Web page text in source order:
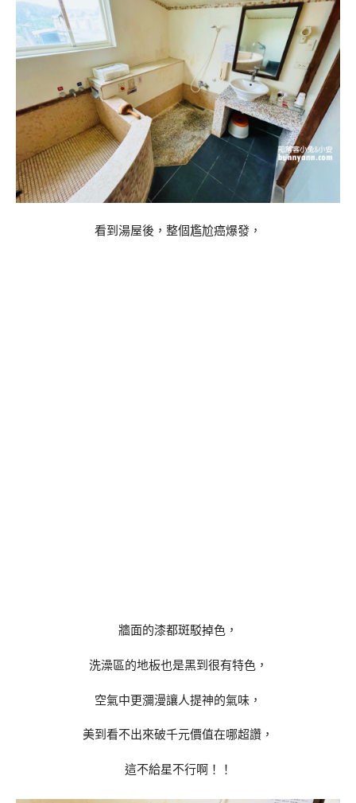
看到湯屋後，整個尷尬癌爆發，
牆面的漆都斑駁掉色，
洗澡區的地板也是黑到很有特色，
空氣中更瀰漫讓人提神的氣味，
美到看不出來破千元價值在哪超讚，
這不給星不行啊！！